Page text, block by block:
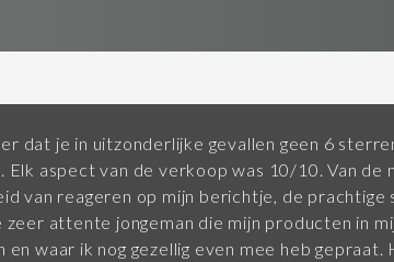
dat je in uitzonderlijke gevallen geen 6
Elk aspect van de verkoop was 10/10. Van de
van reageren op mijn berichtje, de prachtige
zeer attente jongeman die mijn producten in
en waar ik nog gezellig even mee heb gepraat.